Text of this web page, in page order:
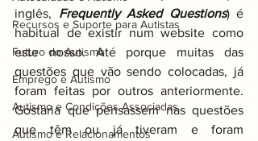
Recursos e Suporte para Autistas
Futuro do Autismo
Emprego e Autismo
Autismo e Condições Associadas
Autismo e Relacionamentos
inglês, Frequently Asked Questions) é
habitual de existir num website como
este nosso. Até porque muitas das
questões que vão sendo colocadas, já
foram feitas por outros anteriormente.
Gostaria que pensassem nas questões
que têm ou já tiveram e foram